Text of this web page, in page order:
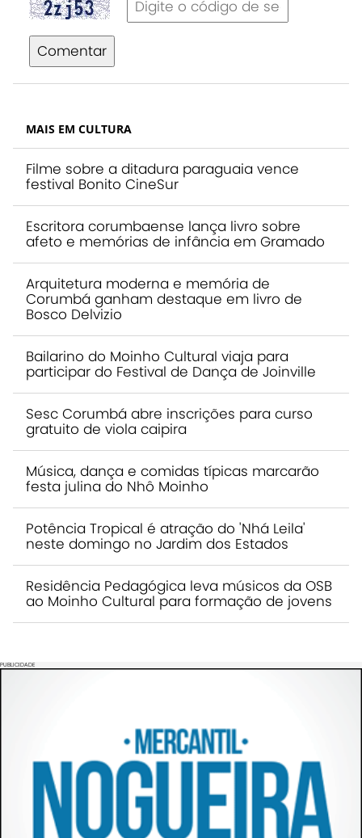
Comentar
MAIS EM CULTURA
Filme sobre a ditadura paraguaia vence
festival Bonito CineSur
Escritora corumbaense lança livro sobre
afeto e memórias de infância em Gramado
Arquitetura moderna e memória de
Corumbá ganham destaque em livro de
Bosco Delvizio
Bailarino do Moinho Cultural viaja para
participar do Festival de Dança de Joinville
Sesc Corumbá abre inscrições para curso
gratuito de viola caipira
Música, dança e comidas típicas marcarão
festa julina do Nhô Moinho
Potência Tropical é atração do 'Nhá Leila'
neste domingo no Jardim dos Estados
Residência Pedagógica leva músicos da OSB
ao Moinho Cultural para formação de jovens
PUBLICIDADE